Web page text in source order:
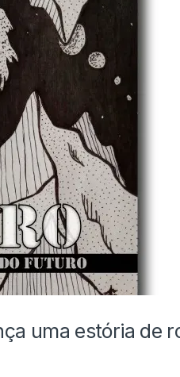
uma estória de